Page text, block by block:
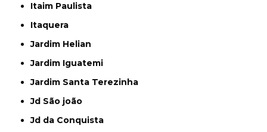
Itaim Paulista
Itaquera
Jardim Helian
Jardim Iguatemi
Jardim Santa Terezinha
Jd São joão
Jd da Conquista